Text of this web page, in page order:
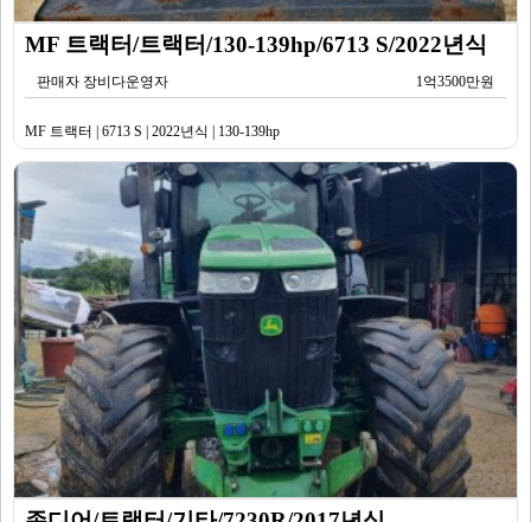
MF 트랙터/트랙터/130-139hp/6713 S/2022년식
판매자 장비다운영자 1억3500만원
MF 트랙터 | 6713 S | 2022년식 | 130-139hp